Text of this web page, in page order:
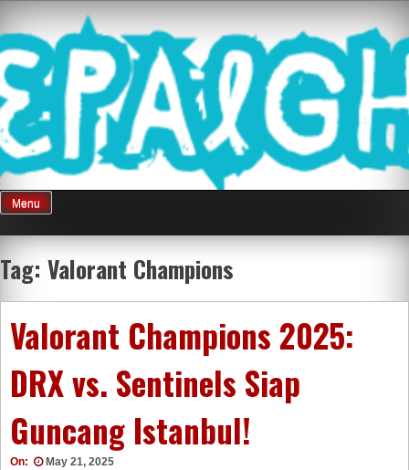
content
Mnepalghopa
Review Game
Terkini Paling
Seluruh Di
Indonesia
Menu
Tag: Valorant Champions
Valorant Champions 2025:
DRX vs. Sentinels Siap
Guncang Istanbul!
On: May 21, 2025